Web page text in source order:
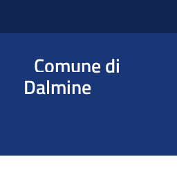
Comune di
Dalmine